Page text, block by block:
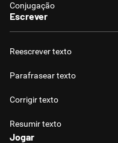
Conjugação
Escrever
Reescrever texto
Parafrasear texto
Corrigir texto
Resumir texto
Jogar